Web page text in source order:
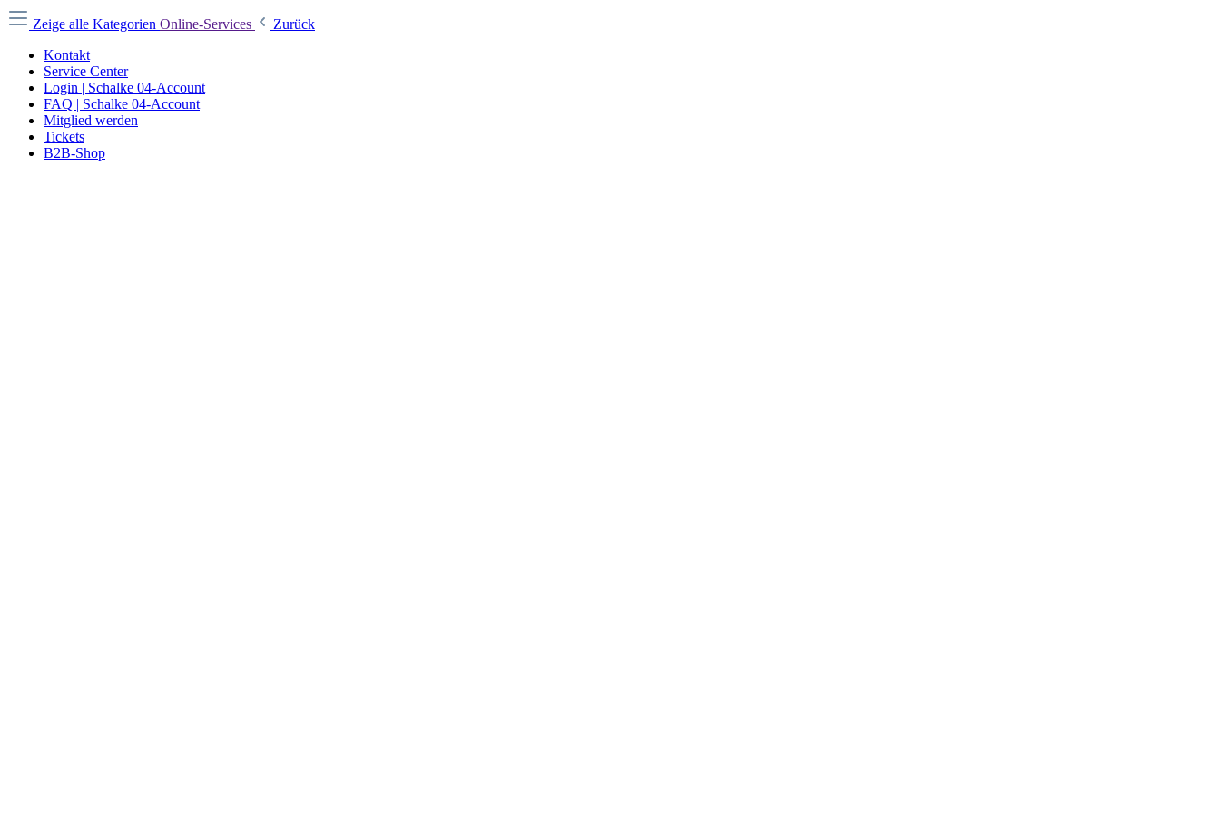
Zeige alle Kategorien Online-Services
Zurück
Kontakt
Service Center
Login | Schalke 04-Account
FAQ | Schalke 04-Account
Mitglied werden
Tickets
B2B-Shop